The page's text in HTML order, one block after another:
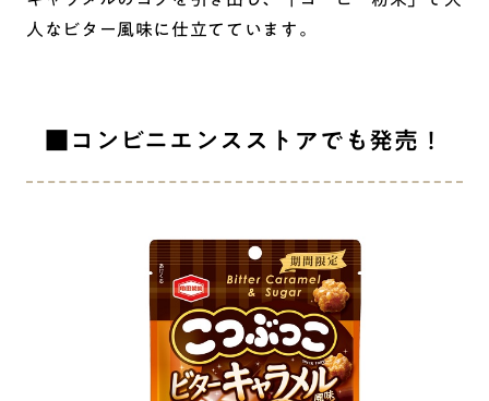
人なビター風味に仕立てています。
■コンビニエンスストアでも発売！